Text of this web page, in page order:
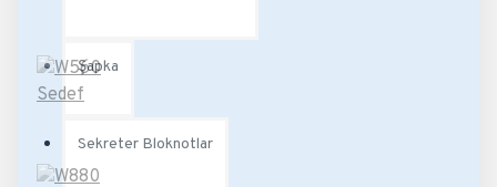
Şapka
Sekreter Bloknotlar